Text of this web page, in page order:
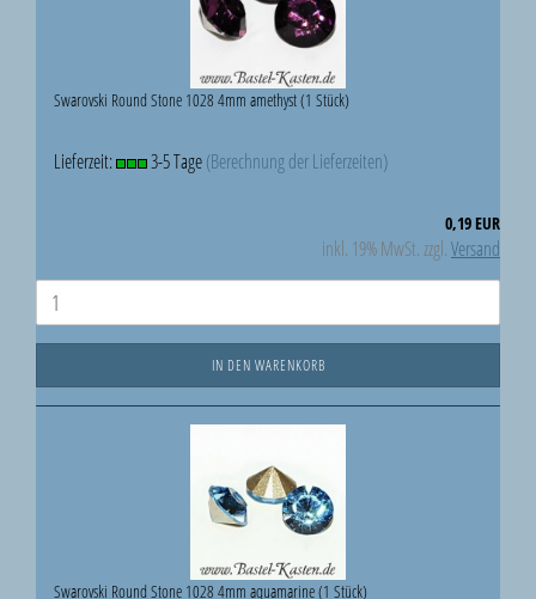
Swarovski Round Stone 1028 4mm amethyst (1 Stück)
Lieferzeit: 3-5 Tage(Berechnung der Lieferzeiten)
0,19 EUR
inkl. 19% MwSt. zzgl.Versand
IN DEN WARENKORB
Swarovski Round Stone 1028 4mm aquamarine (1 Stück)